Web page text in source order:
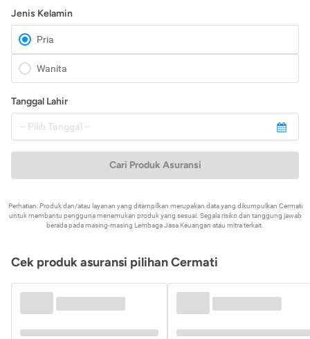
Jenis Kelamin
Pria
Wanita
Tanggal Lahir
Cari Produk Asuransi
Perhatian: Produk dan/atau layanan yang ditampilkan merupakan data yang dikumpulkan Cermati
untuk membantu pengguna menemukan produk yang sesuai. Segala risiko dan tanggung jawab
berada pada masing-masing Lembaga Jasa Keuangan atau mitra terkait.
Cek produk asuransi pilihan Cermati